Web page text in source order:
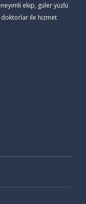
ekip, güler yüzlü
doktorlar ile hizmet